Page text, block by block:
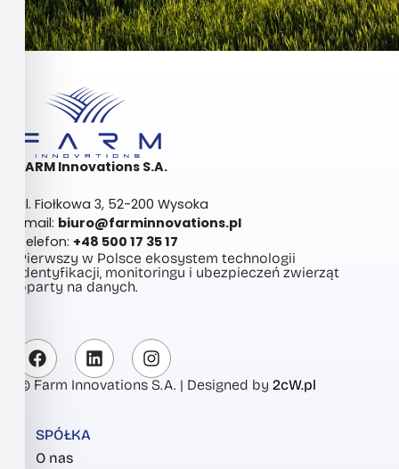
FARM Innovations S.A.
ul. Fiołkowa 3, 52-200 Wysoka
Email: biuro@farminnovations.pl
Telefon: +48 500 17 35 17
Pierwszy w Polsce ekosystem technologii
identyfikacji, monitoringu i ubezpieczeń zwierząt
oparty na danych.
© Farm Innovations S.A. | Designed by 2cW.pl
SPÓŁKA
O nas